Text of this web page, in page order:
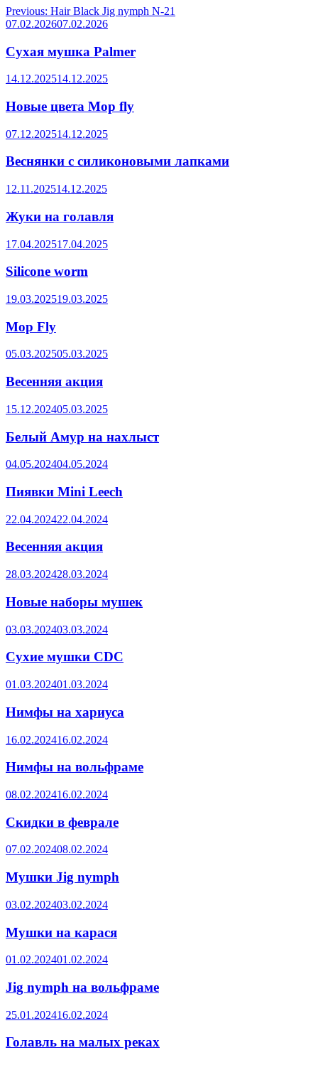
Навигация
по
записям
Previous: Hair Black Jig nymph N-21
07.02.202607.02.2026
Сухая мушка Palmer
14.12.202514.12.2025
Новые цвета Mop fly
07.12.202514.12.2025
Веснянки с силиконовыми лапками
12.11.202514.12.2025
Жуки на голавля
17.04.202517.04.2025
Silicone worm
19.03.202519.03.2025
Mop Fly
05.03.202505.03.2025
Весенняя акция
15.12.202405.03.2025
Белый Амур на нахлыст
04.05.202404.05.2024
Пиявки Mini Leech
22.04.202422.04.2024
Весенняя акция
28.03.202428.03.2024
Новые наборы мушек
03.03.202403.03.2024
Сухие мушки CDC
01.03.202401.03.2024
Нимфы на хариуса
16.02.202416.02.2024
Нимфы на вольфраме
08.02.202416.02.2024
Скидки в феврале
07.02.202408.02.2024
Мушки Jig nymph
03.02.202403.02.2024
Мушки на карася
01.02.202401.02.2024
Jig nymph на вольфраме
25.01.202416.02.2024
Голавль на малых реках